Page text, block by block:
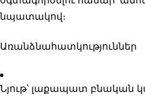
նպատակով։
Առանձնահատկություններ
Նյութ՝ լաքապատ բնական